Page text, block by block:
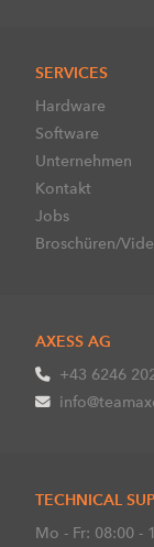
SERVICES
Hardware
Software
Unternehmen
Kontakt
Jobs
Broschüren/
AXESS AG
+43 6246
TECHNICAL
Mo - Fr: 08:00 -